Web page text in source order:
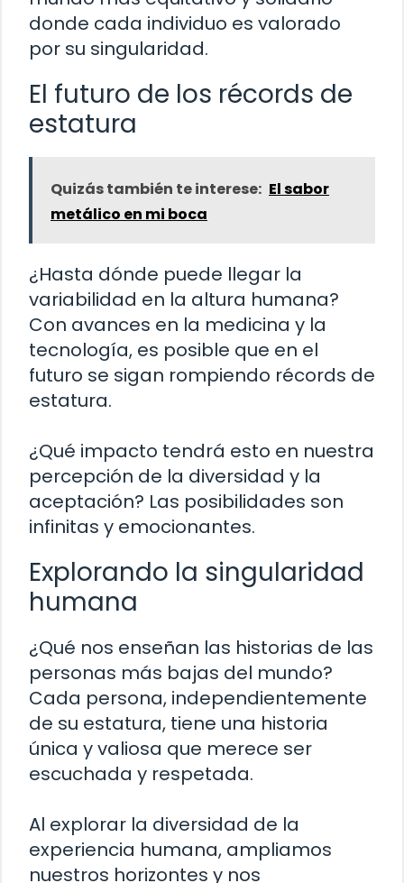
donde cada individuo es valorado
por su singularidad.
El futuro de los récords de
estatura
Quizás también te interese: El sabor
metálico en mi boca
¿Hasta dónde puede llegar la
variabilidad en la altura humana?
Con avances en la medicina y la
tecnología, es posible que en el
futuro se sigan rompiendo récords de
estatura.
¿Qué impacto tendrá esto en nuestra
percepción de la diversidad y la
aceptación? Las posibilidades son
infinitas y emocionantes.
Explorando la singularidad
humana
¿Qué nos enseñan las historias de las
personas más bajas del mundo?
Cada persona, independientemente
de su estatura, tiene una historia
única y valiosa que merece ser
escuchada y respetada.
Al explorar la diversidad de la
experiencia humana, ampliamos
nuestros horizontes y nos